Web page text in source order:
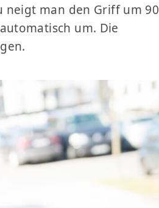
neigt man den Griff um 90
um. Die